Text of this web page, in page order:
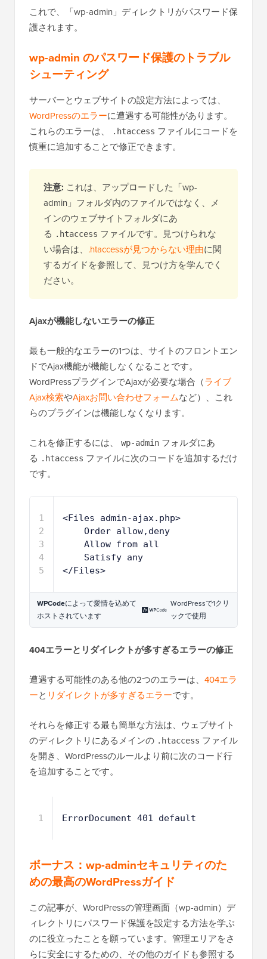
これで、「wp-admin」ディレクトリがパスワード保
護されます。
wp-admin のパスワード保護のトラブル
シューティング
サーバーとウェブサイトの設定方法によっては、
WordPressのエラーに遭遇する可能性があります。
これらのエラーは、
.htaccess ファイルにコードを
慎重に追加することで修正できます。
注意: これは、アップロードした「wp-
admin」フォルダ内のファイルではなく、メ
インのウェブサイトフォルダにあ
る .htaccess ファイルです。見つけられな
い場合は、 .htaccessが見つからない理由に関
するガイドを参照して、見つけ方を学んでく
ださい。
Ajaxが機能しないエラーの修正
最も一般的なエラーの1つは、サイトのフロントエン
ドでAjax機能が機能しなくなることです。
WordPressプラグインでAjaxが必要な場合（ライブ
Ajax検索やAjaxお問い合わせフォームなど）、これ
らのプラグインは機能しなくなります。
これを修正するには、 wp-admin フォルダにあ
る .htaccess ファイルに次のコードを追加するだけ
です。
1
2
3
4
5
<Files admin-ajax.php>
Order allow,deny
Allow from all
Satisfy any
</Files>
WPCodeによって愛情を込めて
ホストされています
WordPressで1クリ
ックで使用
404エラーとリダイレクトが多すぎるエラーの修正
遭遇する可能性のある他の2つのエラーは、 404エラ
ーと リダイレクトが多すぎるエラーです。
それらを修正する最も簡単な方法は、ウェブサイト
のディレクトリにあるメインの .htaccess ファイル
を開き、WordPressのルールより前に次のコード行
を追加することです。
1 ErrorDocument 401 default
ボーナス：wp-adminセキュリティのた
めの最高のWordPressガイド
この記事が、WordPressの管理画面（wp-admin）デ
ィレクトリにパスワード保護を設定する方法を学ぶ
のに役立ったことを願っています。管理エリアをさ
らに安全にするための、その他のガイドも参照する